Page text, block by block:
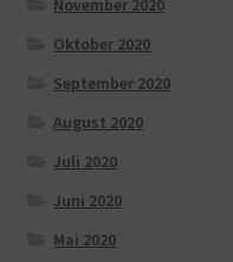
November 2020
Oktober 2020
September 2020
August 2020
Juli 2020
Juni 2020
Mai 2020